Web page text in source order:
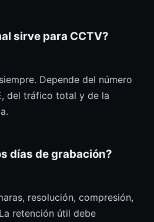
sirve para CCTV?
Depende del número
del tráfico total y de la
días de grabación?
resolución, compresión,
retención útil debe